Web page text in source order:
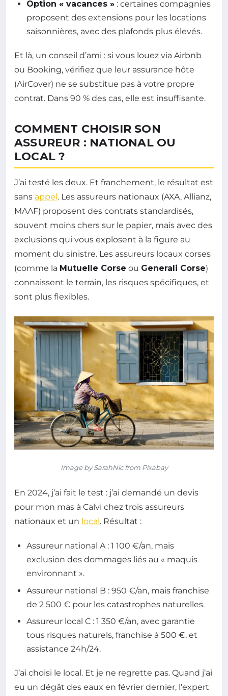
Option « vacances » : certaines compagnies
proposent des extensions pour les locations
saisonnières, avec des plafonds plus élevés.
Et là, un conseil d’ami : si vous louez via Airbnb
ou Booking, vérifiez que leur assurance hôte
(AirCover) ne se substitue pas à votre propre
contrat. Dans 90 % des cas, elle est insuffisante.
COMMENT CHOISIR SON
ASSUREUR : NATIONAL OU
LOCAL ?
J’ai testé les deux. Et franchement, le résultat est
sans appel . Les assureurs nationaux (AXA, Allianz,
MAAF) proposent des contrats standardisés,
souvent moins chers sur le papier, mais avec des
exclusions qui vous explosent à la figure au
moment du sinistre. Les assureurs locaux corses
(comme la Mutuelle Corse ou Generali Corse)
connaissent le terrain, les risques spécifiques, et
sont plus flexibles.
Image by SarahNic from Pixabay
En 2024, j’ai fait le test : j’ai demandé un devis
pour mon mas à Calvi chez trois assureurs
nationaux et un local . Résultat :
Assureur national A : 1 100 €/an, mais
exclusion des dommages liés au « maquis
environnant ».
Assureur national B : 950 €/an, mais franchise
de 2 500 € pour les catastrophes naturelles.
Assureur local C : 1 350 €/an, avec garantie
tous risques naturels, franchise à 500 €, et
assistance 24h/24.
J’ai choisi le local. Et je ne regrette pas. Quand j’ai
eu un dégât des eaux en février dernier, l’expert